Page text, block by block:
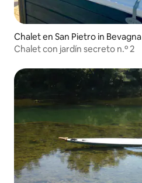
Chalet en San Pietro in Bevagna
Chalet con jardín secreto n.º 2